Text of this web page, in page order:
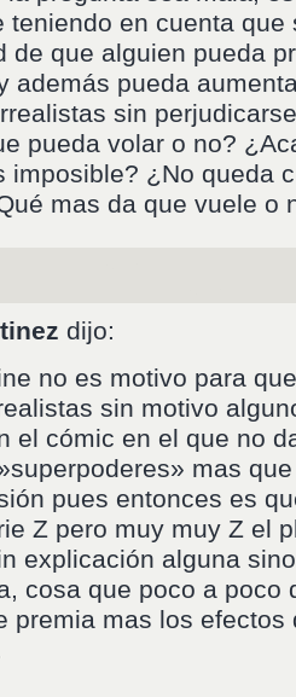
teniendo en cuenta
de que alguien pueda
además pueda
sin
pueda volar o no?
imposible? ¿No queda
mas da que vuele o
dijo:
no es motivo para
sin motivo
el cómic en el que no
mas
pues entonces es
Z pero muy muy Z el
explicación alguna
cosa que poco a poco
premia mas los